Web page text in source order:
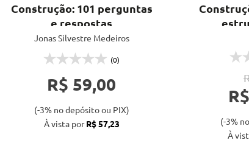
Construção: 101 perguntas
e respostas
Jonas Silvestre Medeiros
(0)
R$ 59,00
(-3% no depósito ou PIX)
À vista porR$ 57,23
(-3%
À